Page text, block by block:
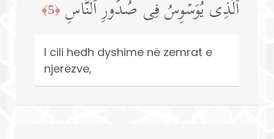
ٱلَّذِی یُوَسۡوِسُ فِی صُدُورِ ٱلنَّاسِ ﴿5﴾
I cili hedh dyshime në zemrat e
njerëzve,